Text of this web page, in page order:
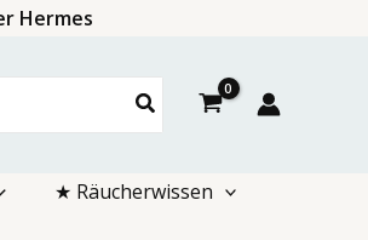
Hermes
★ Räucherwissen